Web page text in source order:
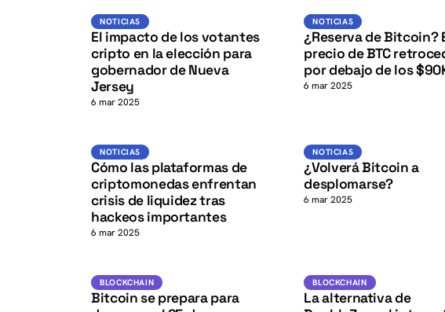
Noticias
NOTICIAS
El impacto de los votantes
cripto en la elección para
gobernador de Nueva
Jersey
6 mar 2025
NOTICIAS BTC
NOTICIAS
¿Reserva de Bitcoin?
precio de BTC
por debajo de los
6 mar 2025
Noticias
K
NOTICIAS
Cómo las plataformas de
criptomonedas enfrentan
crisis de liquidez tras
hackeos importantes
6 mar 2025
NOTICIAS
NOTICIAS
¿Volverá Bitcoin a
desplomarse?
6 mar 2025
BLOCKCHAIN BTC
BLOCKCHAIN
Bitcoin se prepara para
Blockchain
BLOCKCHAIN
La alternativa de